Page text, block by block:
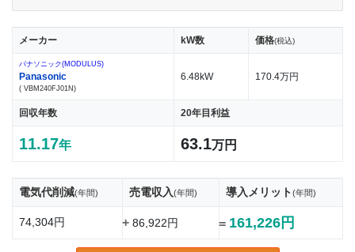
メーカー kW数 価格(税込)
パナソニック(MODULUS)
Panasonic
( VBM240FJ01N)
6.48kW 170.4万円
回収年数 20年目利益
11.17年 63.1万円
電気代削減(年間) 売電収入(年間) 導入メリット(年間)
74,304円 +86,922円 = 161,226円